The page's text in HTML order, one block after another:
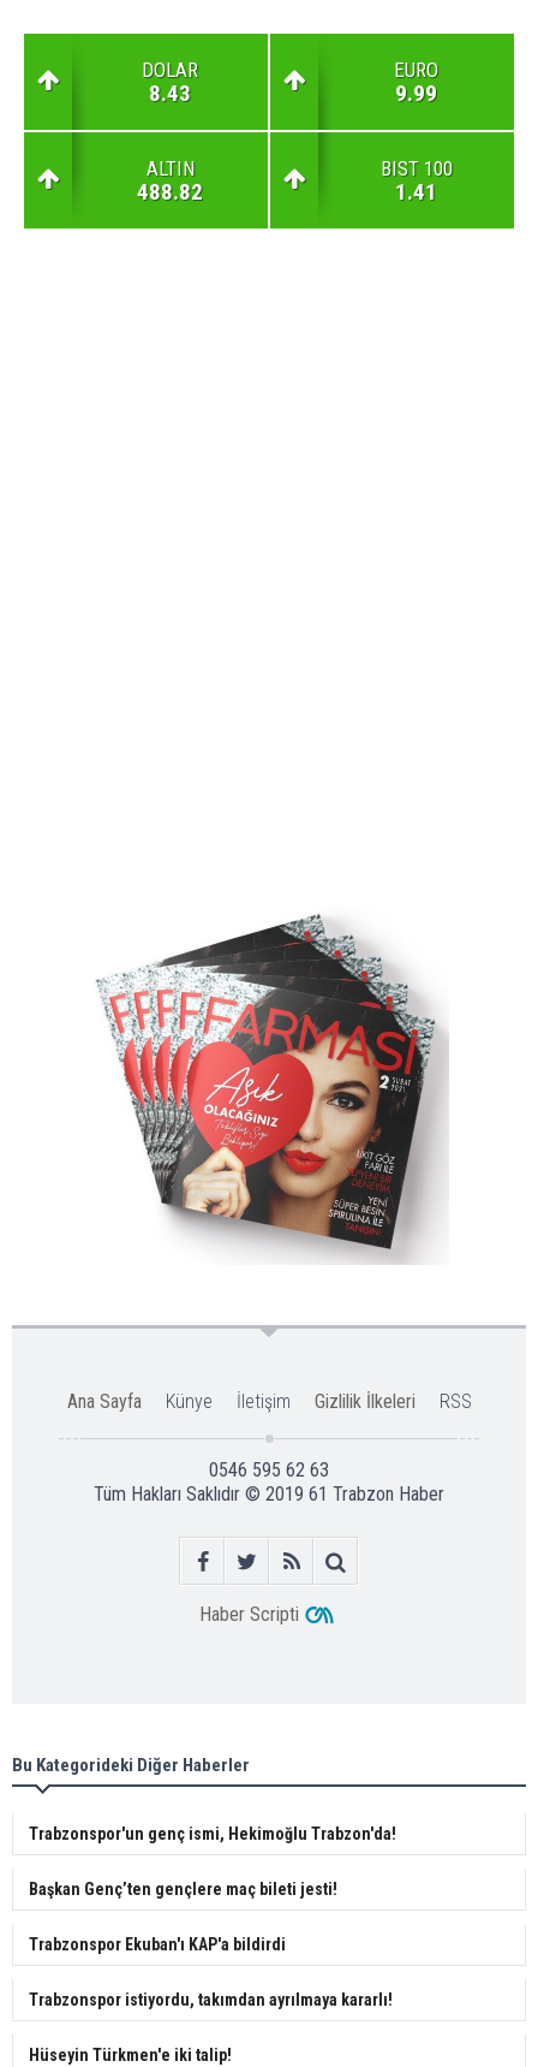
DOLAR
8.43
EURO
9.99
ALTIN
488.82
BIST 100
1.41
Ana Sayfa Künye İletişim Gizlilik İlkeleri RSS
0546 595 62 63
Tüm Hakları Saklıdır © 2019 61 Trabzon Haber
Haber Scripti
Bu Kategorideki Diğer Haberler
Trabzonspor'un genç ismi, Hekimoğlu Trabzon'da!
Başkan Genç’ten gençlere maç bileti jesti!
Trabzonspor Ekuban'ı KAP'a bildirdi
Trabzonspor istiyordu, takımdan ayrılmaya kararlı!
Hüseyin Türkmen'e iki talip!